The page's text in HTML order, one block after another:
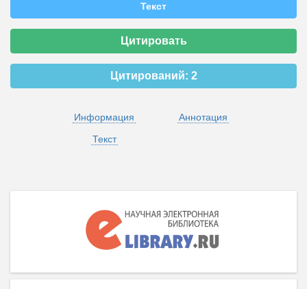
Текст
Цитировать
Цитирований: 2
Информация
Аннотация
Текст